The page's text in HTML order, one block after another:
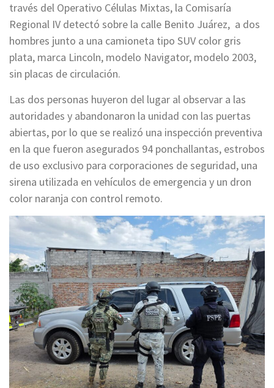
través del Operativo Células Mixtas, la Comisaría
Regional IV detectó sobre la calle Benito Juárez, a dos
hombres junto a una camioneta tipo SUV color gris
plata, marca Lincoln, modelo Navigator, modelo 2003,
sin placas de circulación.
Las dos personas huyeron del lugar al observar a las
autoridades y abandonaron la unidad con las puertas
abiertas, por lo que se realizó una inspección preventiva
en la que fueron asegurados 94 ponchallantas, estrobos
de uso exclusivo para corporaciones de seguridad, una
sirena utilizada en vehículos de emergencia y un dron
color naranja con control remoto.